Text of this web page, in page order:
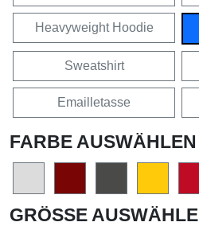
Heavyweight Hoodie
Sweatshirt
Emailletasse
FARBE AUSWÄHLEN
GRÖSSE AUSWÄHLEN